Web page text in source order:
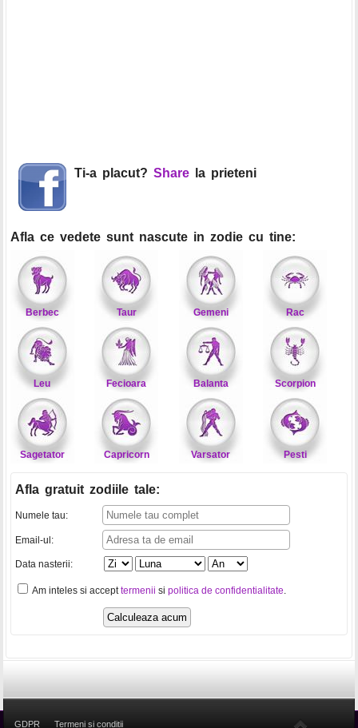
Ti-a placut? Share la prieteni
Afla ce vedete sunt nascute in zodie cu tine:
Berbec Taur Gemeni Rac
Leu Fecioara Balanta Scorpion
Sagetator Capricorn Varsator Pesti
Afla gratuit zodiile tale:
Numele tau:
Email-ul:
Data nasterii:
Am inteles si accepttermenii si politica de confidentialitate.
GDPR Termeni si conditii